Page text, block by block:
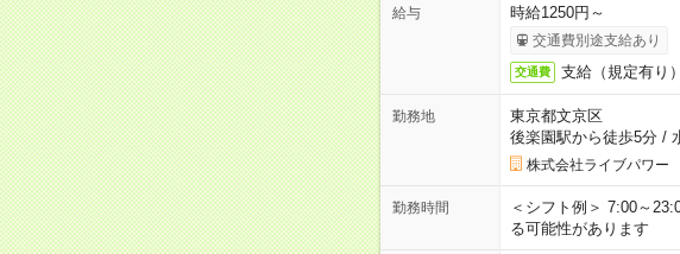
給与 時給1250円～
交通費別途支給あり
交通費 支給（規定有り）
勤務地
東京都文京区
後楽園駅から徒歩5分/
株式会社ライブパワー
勤務時間
＜シフト例＞ 7:00～
る可能性があります